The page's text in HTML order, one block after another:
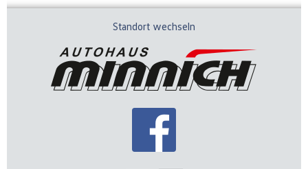
Standort wechseln